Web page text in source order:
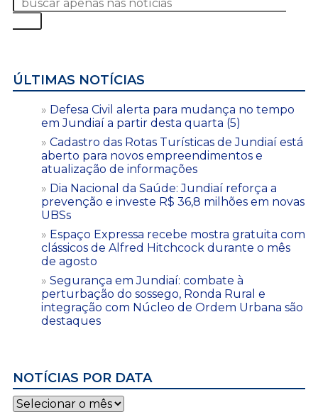
ÚLTIMAS NOTÍCIAS
Defesa Civil alerta para mudança no tempo
em Jundiaí a partir desta quarta (5)
Cadastro das Rotas Turísticas de Jundiaí está
aberto para novos empreendimentos e
atualização de informações
Dia Nacional da Saúde: Jundiaí reforça a
prevenção e investe R$ 36,8 milhões em novas
UBSs
Espaço Expressa recebe mostra gratuita com
clássicos de Alfred Hitchcock durante o mês
de agosto
Segurança em Jundiaí: combate à
perturbação do sossego, Ronda Rural e
integração com Núcleo de Ordem Urbana são
destaques
NOTÍCIAS POR DATA
Notícias